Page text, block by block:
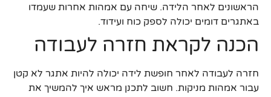
הראשונים לאחר הלידה. שיחה עם אמהות אחרות שעמדו
באתגרים דומים יכולה לספק כוח ועידוד.
הכנה לקראת חזרה לעבודה
חזרה לעבודה לאחר חופשת לידה יכולה להיות אתגר לא קטן
עבור אמהות מניקות. חשוב לתכנן מראש איך להמשיך את